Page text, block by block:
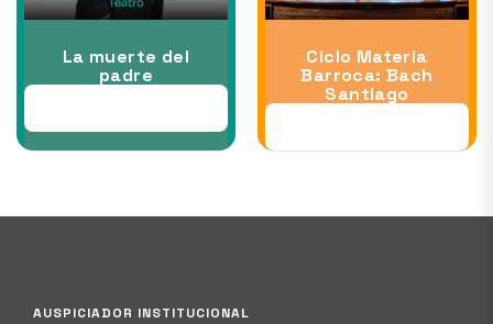
La muerte del
padre
Ciclo Materia
Barroca: Bach
Santiago
AUSPICIADOR INSTITUCIONAL